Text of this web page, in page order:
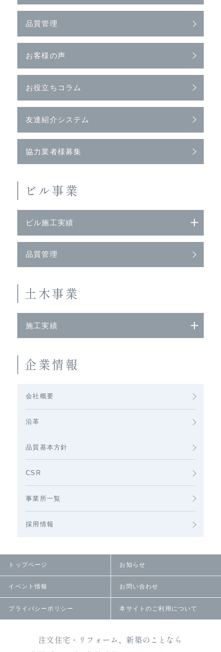
品質管理
お客様の声
お役立ちコラム
友達紹介システム
協力業者様募集
ビル事業
ビル施工実績
品質管理
土木事業
施工実績
企業情報
会社概要
沿革
品質基本方針
CSR
事業所一覧
採用情報
トップページ お知らせ
イベント情報 お問い合わせ
プライバシーポリシー 本サイトのご利用について
注文住宅・リフォーム、新築のことなら